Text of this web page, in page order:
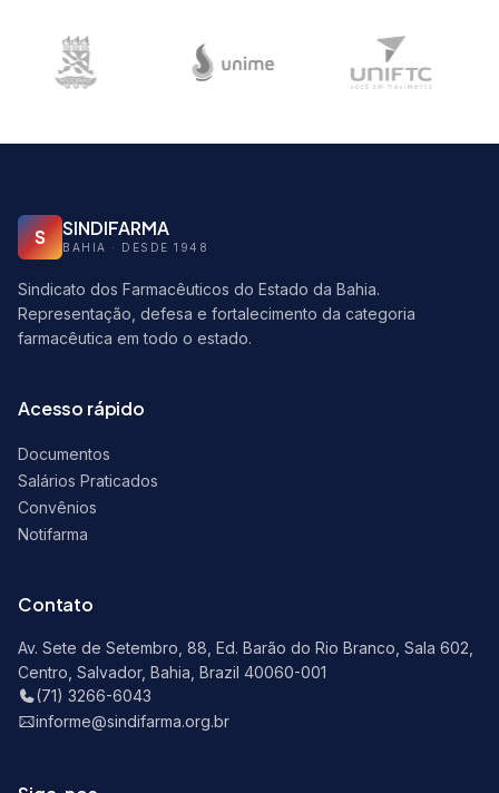
S SINDIFARMA
BAHIA · DESDE 1948
Sindicato dos Farmacêuticos do Estado da Bahia.
Representação, defesa e fortalecimento da categoria
farmacêutica em todo o estado.
Acesso rápido
Documentos
Salários Praticados
Convênios
Notifarma
Contato
Av. Sete de Setembro, 88, Ed. Barão do Rio Branco, Sala 602,
Centro, Salvador, Bahia, Brazil 40060-001
(71) 3266-6043
informe@sindifarma.org.br